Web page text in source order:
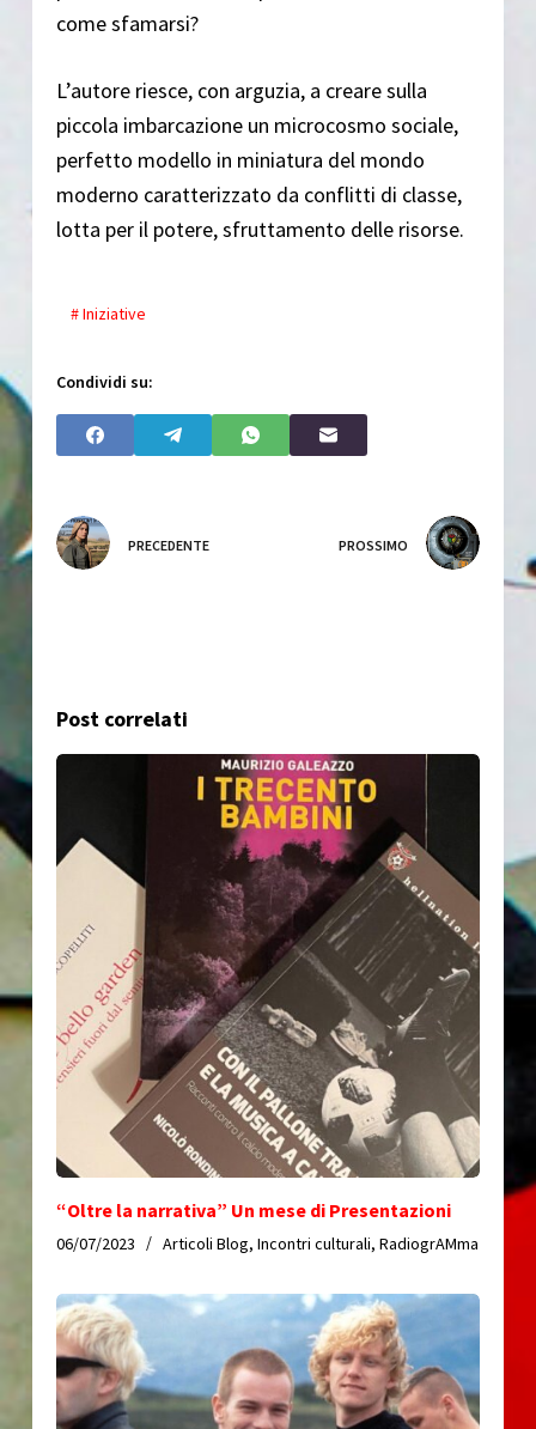
come sfamarsi?
L’autore riesce, con arguzia, a creare sulla
piccola imbarcazione un microcosmo sociale,
perfetto modello in miniatura del mondo
moderno caratterizzato da conflitti di classe,
lotta per il potere, sfruttamento delle risorse.
# Iniziative
Condividi su:
PRECEDENTE PROSSIMO
Post correlati
“Oltre la narrativa” Un mese di Presentazioni
06/07/2023 Articoli Blog, Incontri culturali, RadiogrAMma